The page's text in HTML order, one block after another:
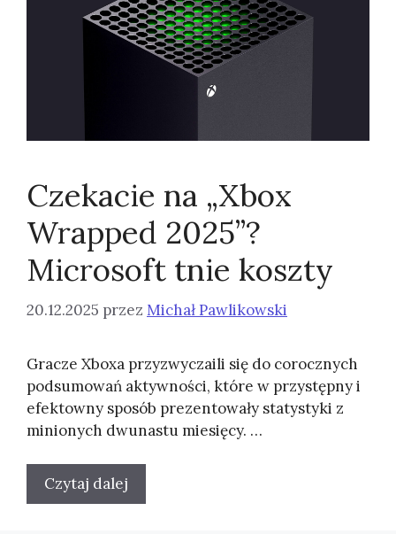
Czekacie na „Xbox
Wrapped 2025”?
Microsoft tnie koszty
20.12.2025 przez Michał Pawlikowski
Gracze Xboxa przyzwyczaili się do corocznych
podsumowań aktywności, które w przystępny i
efektowny sposób prezentowały statystyki z
minionych dwunastu miesięcy. …
Czytaj dalej